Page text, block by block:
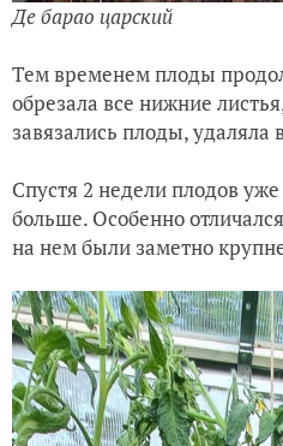
Де барао царский
Тем временем плоды
обрезала все нижние
завязались плоды, удаляла
Спустя 2 недели плодов
больше. Особенно
на нем были заметно